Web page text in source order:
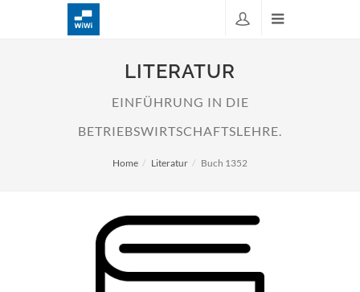
LITERATUR
EINFÜHRUNG IN DIE
BETRIEBSWIRTSCHAFTSLEHRE.
Home Literatur Buch 1352